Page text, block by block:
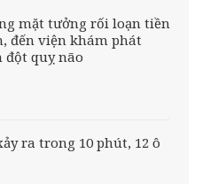
mặt tưởng rối loạn tiền
đến viện khám phát
đột quỵ não
ra trong 10 phút, 12 ô